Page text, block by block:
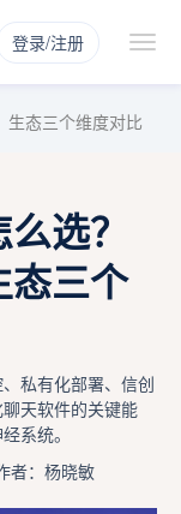
登录/注册
生态三个维度对比
选？
态三个
私有化部署、信创
天软件的关键能
系统。
者：杨晓敏